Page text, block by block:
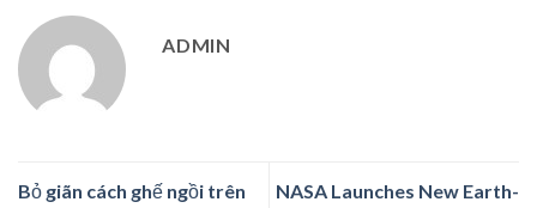
ADMIN
Bỏ giãn cách ghế ngồi trên
NASA Launches New Earth-